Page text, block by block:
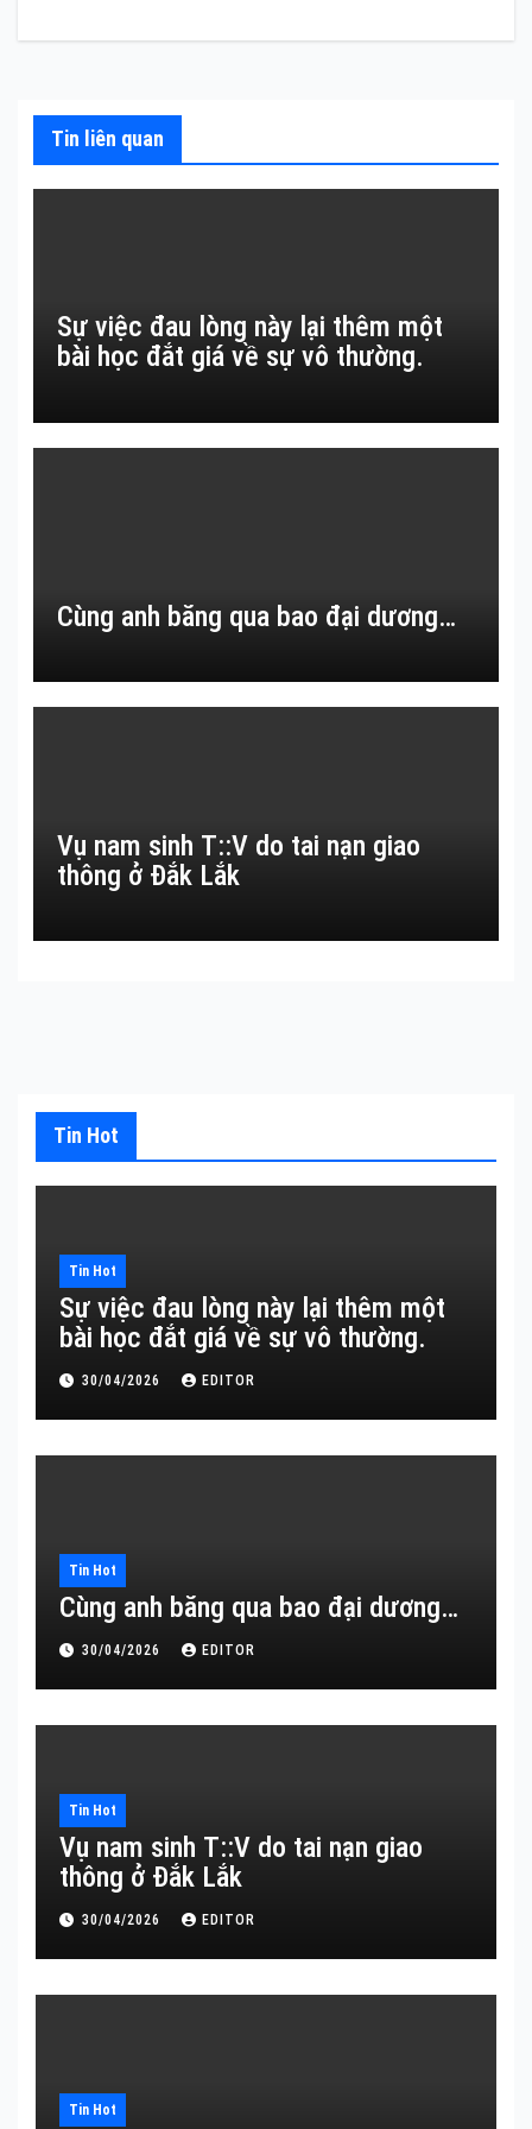
hướng
viết
Tin liên quan
Sự việc đau lòng này lại thêm một
bài học đắt giá về sự vô thường.
Cùng anh băng qua bao đại dương…
Vụ nam sinh T::V do tai nạn giao
thông ở Đắk Lắk
Tin Hot
Tin Hot
Sự việc đau lòng này lại thêm một
bài học đắt giá về sự vô thường.
30/04/2026 EDITOR
Tin Hot
Cùng anh băng qua bao đại dương…
30/04/2026 EDITOR
Tin Hot
Vụ nam sinh T::V do tai nạn giao
thông ở Đắk Lắk
30/04/2026 EDITOR
Tin Hot